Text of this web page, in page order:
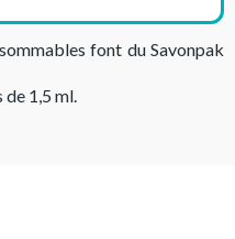
font du Savonpak
de 1,5 ml.